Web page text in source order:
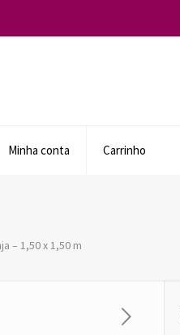
Minha conta Carrinho
– 1,50 x 1,50 m